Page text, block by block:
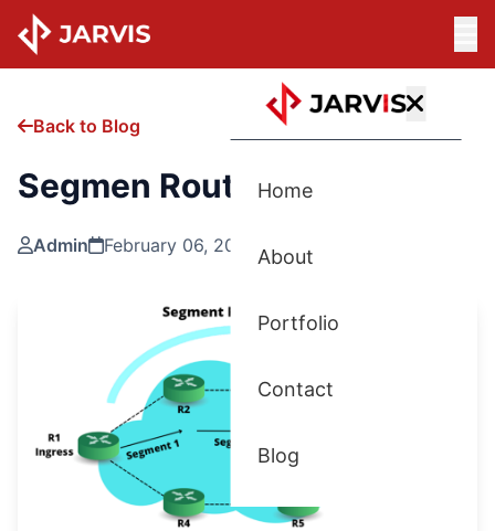
Home
About
Portfolio
Contact
Blog
Back to Blog
Segmen Routing
Admin February 06, 2025